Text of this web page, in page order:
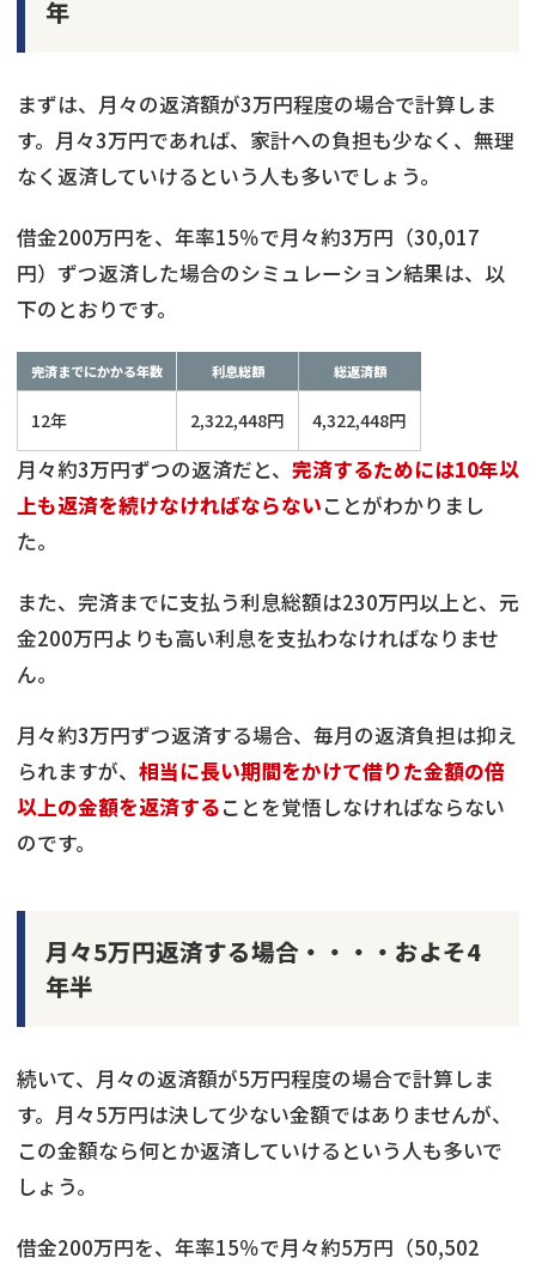
年
まずは、月々の返済額が3万円程度の場合で計算しま
す。月々3万円であれば、家計への負担も少なく、無理
なく返済していけるという人も多いでしょう。
借金200万円を、年率15％で月々約3万円（30,017
円）ずつ返済した場合のシミュレーション結果は、以
下のとおりです。
完済までにかかる年数 利息総額 総返済額
12年 2,322,448円 4,322,448円
月々約3万円ずつの返済だと、 完済するためには10年以
上も返済を続けなければならないことがわかりまし
た。
また、完済までに支払う利息総額は230万円以上と、元
金200万円よりも高い利息を支払わなければなりませ
ん。
月々約3万円ずつ返済する場合、毎月の返済負担は抑え
られますが、 相当に長い期間をかけて借りた金額の倍
以上の金額を返済することを覚悟しなければならない
のです。
月々5万円返済する場合・・・・およそ4
年半
続いて、月々の返済額が5万円程度の場合で計算しま
す。月々5万円は決して少ない金額ではありませんが、
この金額なら何とか返済していけるという人も多いで
しょう。
借金200万円を、年率15％で月々約5万円（50,502